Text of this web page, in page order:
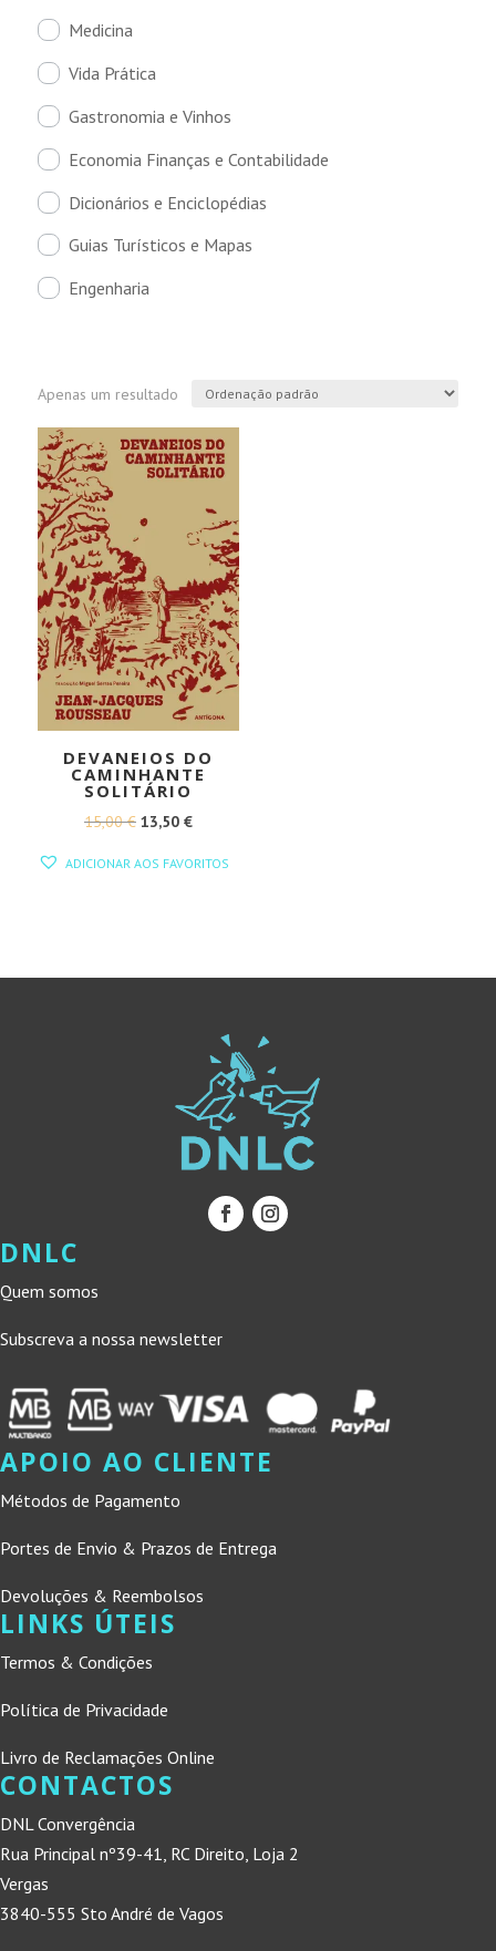
Medicina
Vida Prática
Gastronomia e Vinhos
Economia Finanças e Contabilidade
Dicionários e Enciclopédias
Guias Turísticos e Mapas
Engenharia
Apenas um resultado
DEVANEIOS DO
CAMINHANTE
SOLITÁRIO
15,00€ O
13,50 €O
ADICIONAR AOS FAVORITOS
DNLC
Quem somos
Subscreva a nossa newsletter
APOIO AO CLIENTE
Métodos de Pagamento
Portes de Envio & Prazos de Entrega
Devoluções & Reembolsos
LINKS ÚTEIS
Termos & Condições
Política de Privacidade
Livro de Reclamações Online
CONTACTOS
DNL Convergência
Rua Principal nº39-41, RC Direito, Loja 2
Vergas
3840-555 Sto André de Vagos